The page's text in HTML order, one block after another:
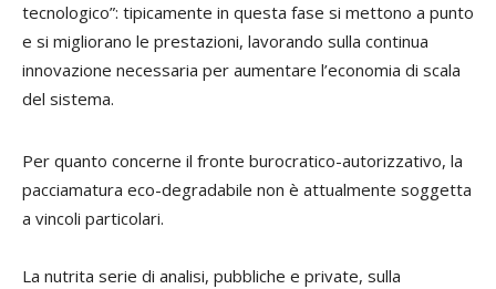
tecnologico”: tipicamente in questa fase si mettono a punto
e si migliorano le prestazioni, lavorando sulla continua
innovazione necessaria per aumentare l’economia di scala
del sistema.
Per quanto concerne il fronte burocratico-autorizzativo, la
pacciamatura eco-degradabile non è attualmente soggetta
a vincoli particolari.
La nutrita serie di analisi, pubbliche e private, sulla